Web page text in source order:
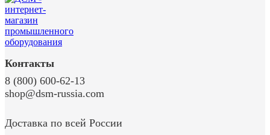
Контакты
8 (800) 600-62-13
shop@dsm-russia.com
Доставка по всей России